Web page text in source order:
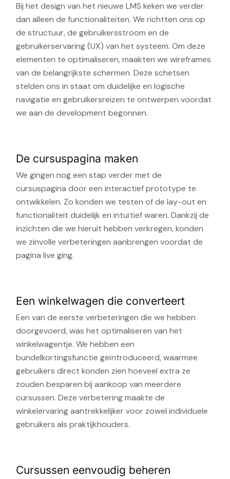
Bij het design van het nieuwe LMS keken we verder
dan alleen de functionaliteiten. We richtten ons op
de structuur, de gebruikersstroom en de
gebruikerservaring (UX) van het systeem. Om deze
elementen te optimaliseren, maakten we wireframes
van de belangrijkste schermen. Deze schetsen
stelden ons in staat om duidelijke en logische
navigatie en gebruikersreizen te ontwerpen voordat
we aan de development begonnen.
De cursuspagina maken
We gingen nog een stap verder met de
cursuspagina door een interactief prototype te
ontwikkelen. Zo konden we testen of de lay-out en
functionaliteit duidelijk en intuïtief waren. Dankzij de
inzichten die we hieruit hebben verkregen, konden
we zinvolle verbeteringen aanbrengen voordat de
pagina live ging.
Een winkelwagen die converteert
Een van de eerste verbeteringen die we hebben
doorgevoerd, was het optimaliseren van het
winkelwagentje. We hebben een
bundelkortingsfunctie geïntroduceerd, waarmee
gebruikers direct konden zien hoeveel extra ze
zouden besparen bij aankoop van meerdere
cursussen. Deze verbetering maakte de
winkelervaring aantrekkelijker voor zowel individuele
gebruikers als praktijkhouders.
Cursussen eenvoudig beheren